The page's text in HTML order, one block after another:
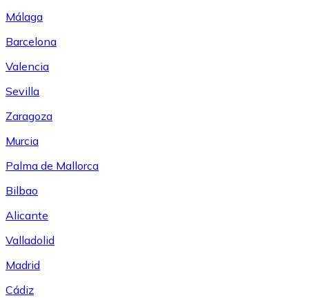
Málaga
Barcelona
Valencia
Sevilla
Zaragoza
Murcia
Palma de Mallorca
Bilbao
Alicante
Valladolid
Madrid
Cádiz